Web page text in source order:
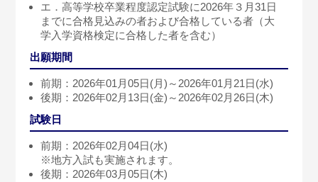
エ．高等学校卒業程度認定試験に2026年３月31日
までに合格見込みの者および合格している者（大
学入学資格検定に合格した者を含む）
出願期間
前期：2026年01月05日(月)～2026年01月21日(水)
後期：2026年02月13日(金)～2026年02月26日(木)
試験日
前期：2026年02月04日(水)
※地方入試も実施されます。
後期：2026年03月05日(木)